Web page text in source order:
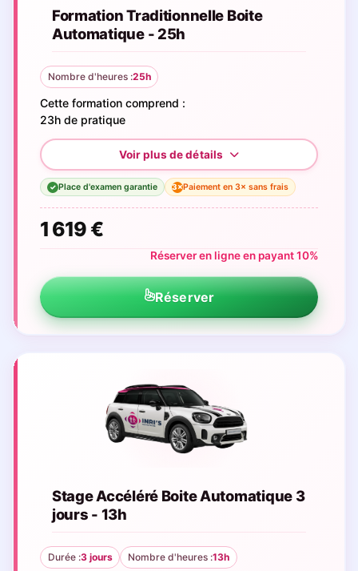
Formation Traditionnelle Boite
Automatique - 25h
Nombre d'heures :25h
Cette formation comprend :
23h de pratique
✓ Place d'examen garantie 3×Paiement en 3× sans frais
1 619 €
Réserver en ligne en payant 10%
Réserver
Stage Accéléré Boite Automatique 3
jours - 13h
Durée :3 jours Nombre d'heures :13h